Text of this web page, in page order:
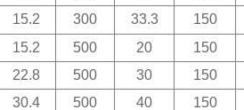
15.2 300 33.3 150
15.2 500 20 150
22.8 500 30 150
30.4 500 40 150